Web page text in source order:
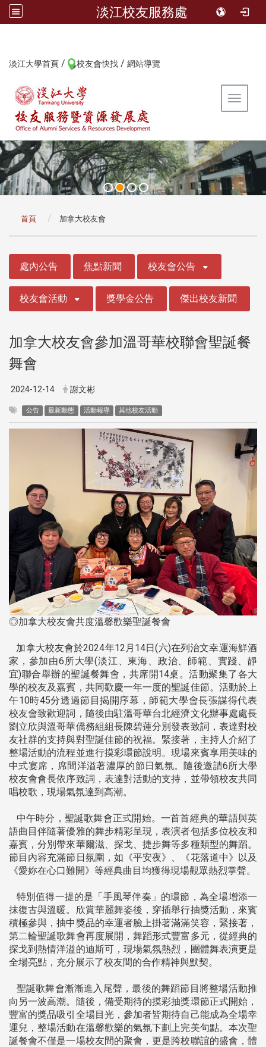
淡江校友服務處
淡江大學首頁 / 校友會快找 / 網站導覽
Toggle
首頁 加拿大校友會
處內公告 焦點新聞 校友會公告
校友會活動 獎學金公告 傑出校友新聞
加拿大校友會參加溫哥華校聯會聖誕餐
舞會
2024-12-14 謝文彬
公告 最新動態 活動報導 其他校友活動
◎加拿大校友會共度溫馨歡樂聖誕餐會
加拿大校友會於2024年12月14日(六)在列治文幸運海鮮酒
家，參加由6所大學(淡江、東海、政治、師範、實踐、靜
宜)聯合舉辦的聖誕餐舞會，共席開14桌。活動聚集了各大
學的校友及嘉賓，共同歡慶一年一度的聖誕佳節。活動於上
午10時45分透過節目揭開序幕，師範大學會長張謀得代表
校友會致歡迎詞，隨後由駐溫哥華台北經濟文化辦事處處長
劉立欣與溫哥華僑務組組長陳碧蓮分別發表致詞，表達對校
友社群的支持與對聖誕佳節的祝福。緊接著，主持人介紹了
整場活動的流程並進行摸彩環節說明。現場來賓享用美味的
中式宴席，席間洋溢著濃厚的節日氣氛。隨後邀請6所大學
校友會會長依序致詞，表達對活動的支持，並帶領校友共同
唱校歌，現場氣氛達到高潮。
中午時分，聖誕歌舞會正式開始。一首首經典的華語與英
語曲目伴隨著優雅的舞步精彩呈現，表演者包括多位校友和
嘉賓，分別帶來華爾滋、探戈、捷步舞等多種類型的舞蹈。
節目內容充滿節日氛圍，如《平安夜》、《花落道中》以及
《愛妳在心口難開》等經典曲目均獲得現場觀眾熱烈掌聲。
特別值得一提的是「手風琴伴奏」的環節，為全場增添一
抹復古與溫暖。欣賞華麗舞姿後，穿插舉行抽獎活動，來賓
積極參與，抽中獎品的幸運者臉上掛著滿滿笑容，緊接著，
第二輪聖誕歌舞會再度展開，舞蹈形式豐富多元，從經典的
探戈到熱情洋溢的迪斯可，現場氣氛熱烈，團體舞表演更是
全場亮點，充分展示了校友間的合作精神與默契。
聖誕歌舞會漸漸進入尾聲，最後的舞蹈節目將整場活動推
向另一波高潮。隨後，備受期待的摸彩抽獎環節正式開始，
豐富的獎品吸引全場目光，參加者皆期待自己能成為全場幸
運兒，整場活動在溫馨歡樂的氣氛下劃上完美句點。本次聖
誕餐會不僅是一場校友間的聚會，更是跨校聯誼的盛會，體